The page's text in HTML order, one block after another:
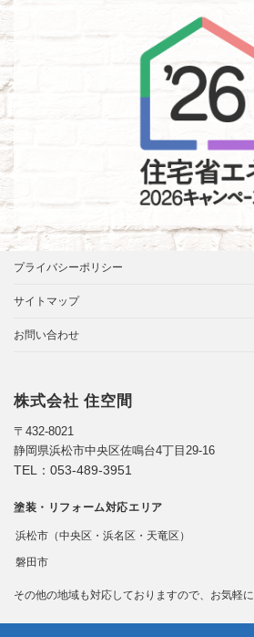
プライバシーポリシー
サイトマップ
お問い合わせ
株式会社 住空間
〒432-8021
静岡県浜松市中央区佐鳴台4丁目29-16
TEL： 053-489-3951
塗装・リフォーム対応エリア
浜松市（中央区・浜名区・天竜区）
磐田市
その他の地域も対応しておりますので、お気軽に